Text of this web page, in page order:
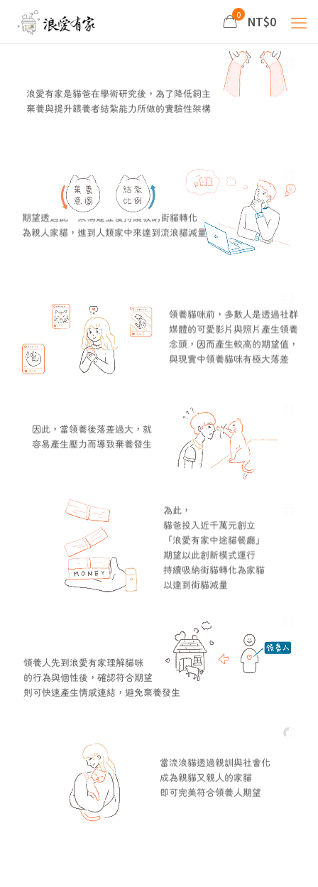
0 NT$0
浪愛有家是貓爸在學術研究後，為了降低飼主
棄養與提升餵養者結紮能力所做的實驗性架構
期望透過此一架構建立後持續吸納街貓轉化
為親人家貓，進到人類家中來達到流浪貓減量
領養貓咪前，多數人是透過社群
媒體的可愛影片與照片產生領養
念頭，因而產生較高的期望值，
與現實中領養貓咪有極大落差
因此，當領養後落差過大，就
容易產生壓力而導致棄養發生
為此，
貓爸投入近千萬元創立
「浪愛有家中途貓餐廳」
期望以此創新模式運行
持續吸納街貓轉化為家貓
以達到街貓減量
領養人先到浪愛有家理解貓咪
的行為與個性後，確認符合期望
則可快速產生情感連結，避免棄養發生
當流浪貓透過親訓與社會化
成為親貓又親人的家貓
即可完美符合領養人期望